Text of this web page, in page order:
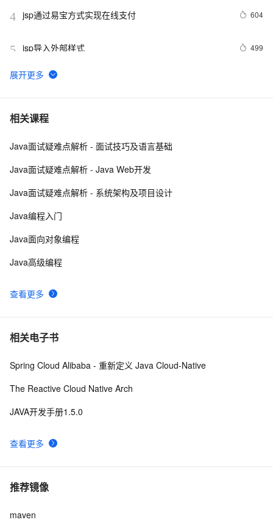
4 jsp通过易宝方式实现在线支付 604
5 jsp导入外部样式 499
6 用 xml格式 输出 jsp
7 JSP中的MVC
8 JSP标签JSTL(4)--URL
10jsp生成静态页面
相关课程
查看更多
Java面试疑难点解析 - 面试技巧及语言基础
Java面试疑难点解析 - Java Web开发
Java面试疑难点解析 - 系统架构及项目设计
Java编程入门
Java面向对象编程
Java高级编程
相关电子书
查看更多
Spring Cloud Alibaba - 重新定义 Java Cloud-Native
The Reactive Cloud Native Arch
JAVA开发手册1.5.0
推荐镜像
maven